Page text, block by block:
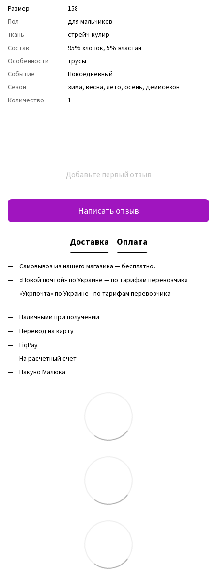
Размер
158
Пол
для мальчиков
Ткань
стрейч-кулир
Состав
95% хлопок, 5% эластан
Особенности
трусы
Событие
Повседневный
Сезон
зима, весна, лето, осень, демисезон
Количество
1
Добавьте первый отзыв
Написать отзыв
Доставка Оплата
Самовывоз из нашего магазина — бесплатно.
«Новой почтой» по Украине — по тарифам перевозчика
«Укрпочта» по Украине - по тарифам перевозчика
Наличными при получении
Перевод на карту
LiqPay
На расчетный счет
Пакуно Малюка